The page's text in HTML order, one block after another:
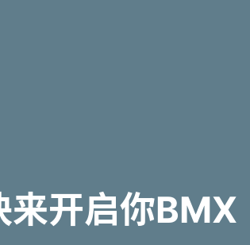
来开启你BMX